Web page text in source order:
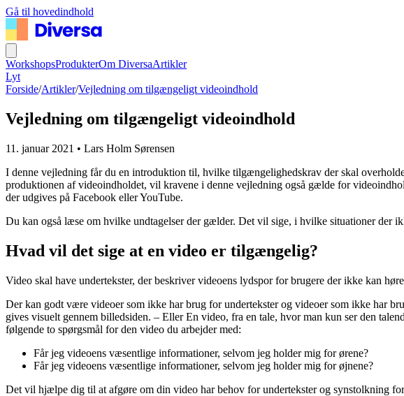
Gå til hovedindhold
WorkshopsProdukterOm DiversaArtikler
Lyt
Forside/Artikler/Vejledning om tilgængeligt videoindhold
Vejledning om tilgængeligt videoindhold
11. januar 2021 • Lars Holm Sørensen
I denne vejledning får du en introduktion til, hvilke tilgængelighedskrav der skal
produktionen af videoindholdet, vil kravene i denne vejledning også gælde for
der udgives på Facebook eller YouTube.
Du kan også læse om hvilke undtagelser der gælder. Det vil sige, i hvilke situationer der
Hvad vil det sige at en video er tilgængelig?
Video skal have undertekster, der beskriver videoens lydspor for brugere der ikke kan
Der kan godt være videoer som ikke har brug for undertekster og videoer som ikke har
gives visuelt gennem billedsiden. – Eller En video, fra en tale, hvor man kun ser den
følgende to spørgsmål for den video du arbejder med:
Får jeg videoens væsentlige informationer, selvom jeg holder mig for ørene?
Får jeg videoens væsentlige informationer, selvom jeg holder mig for øjnene?
Det vil hjælpe dig til at afgøre om din video har behov for undertekster og synstolkning